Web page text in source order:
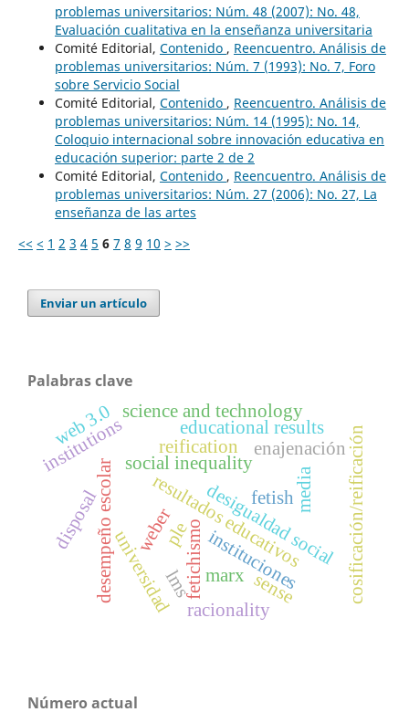
problemas universitarios: Núm. 48 (2007): No. 48,
Evaluación cualitativa en la enseñanza universitaria
Comité Editorial, Contenido , Reencuentro. Análisis de
problemas universitarios: Núm. 7 (1993): No. 7, Foro
sobre Servicio Social
Comité Editorial, Contenido , Reencuentro. Análisis de
problemas universitarios: Núm. 14 (1995): No. 14,
Coloquio internacional sobre innovación educativa en
educación superior: parte 2 de 2
Comité Editorial, Contenido , Reencuentro. Análisis de
problemas universitarios: Núm. 27 (2006): No. 27, La
enseñanza de las artes
<< < 1 2 3 4 5 6 7 8 9 10 > >>
Enviar un artículo
Palabras clave
universidadfetichismo
resultados educativos
desempeño escolar social inequality
desigualdad social
racionality
weber
institutions
instituciones
fetish
disposal
reification enajenacióncosificación/reificación
marx
educational results
media
science and technology
ple
lms
web 3.0
sense
Número actual